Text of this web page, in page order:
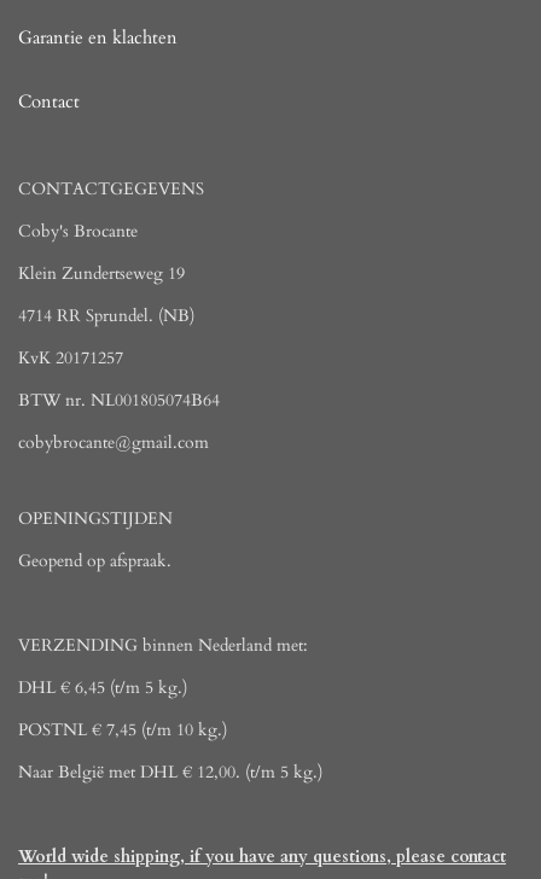
Garantie en klachten
Contact
CONTACTGEGEVENS
Coby's Brocante
Klein Zundertseweg 19
4714 RR Sprundel. (NB)
KvK 20171257
BTW nr. NL001805074B64
cobybrocante@gmail.com
OPENINGSTIJDEN
Geopend op afspraak.
VERZENDING binnen Nederland met:
DHL € 6,45 (t/m 5 kg.)
POSTNL € 7,45 (t/m 10 kg.)
Naar België met DHL € 12,00. (t/m 5 kg.)
World wide shipping, if you have any questions, please contact